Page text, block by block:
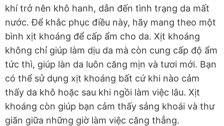
khí trở nên khô hanh, dẫn đến tình trạng da mất
nước. Để khắc phục điều này, hãy mang theo một
bình xịt khoáng để cấp ẩm cho da. Xịt khoáng
không chỉ giúp làm dịu da mà còn cung cấp độ ẩm
tức thì, giúp làn da luôn căng mịn và tươi mới. Bạn
có thể sử dụng xịt khoáng bất cứ khi nào cảm
thấy da khô hoặc sau khi ngồi làm việc lâu. Xịt
khoáng còn giúp bạn cảm thấy sảng khoái và thư
giãn giữa những giờ làm việc căng thẳng.